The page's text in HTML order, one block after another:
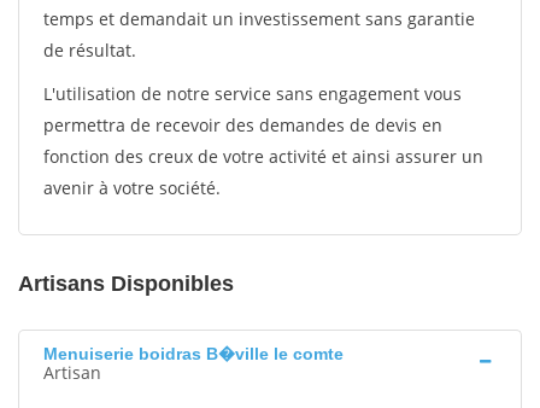
temps et demandait un investissement sans garantie
de résultat.
L'utilisation de notre service sans engagement vous
permettra de recevoir des demandes de devis en
fonction des creux de votre activité et ainsi assurer un
avenir à votre société.
Artisans Disponibles
Menuiserie boidras B�ville le comte
Artisan